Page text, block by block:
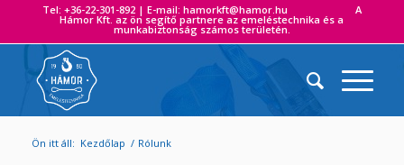
Tel: +36-22-301-892 | E-mail: hamorkft@hamor.hu A
Hámor Kft. az ön segítő partnere az emeléstechnika és a
munkabiztonság számos területén.
Ön itt áll: Kezdőlap / Rólunk